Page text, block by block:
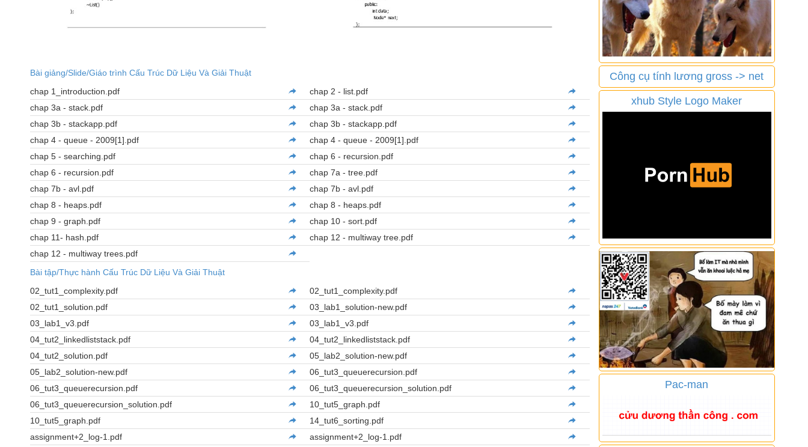
Bài giảng/Slide/Giáo trình Cấu Trúc Dữ Liệu Và Giải Thuật
chap 1_introduction.pdf
chap 2 - list.pdf
chap 3a - stack.pdf
chap 3a - stack.pdf
chap 3b - stackapp.pdf
chap 3b - stackapp.pdf
chap 4 - queue - 2009[1].pdf
chap 4 - queue - 2009[1].pdf
chap 5 - searching.pdf
chap 6 - recursion.pdf
chap 6 - recursion.pdf
chap 7a - tree.pdf
chap 7b - avl.pdf
chap 7b - avl.pdf
chap 8 - heaps.pdf
chap 8 - heaps.pdf
chap 9 - graph.pdf
chap 10 - sort.pdf
chap 11- hash.pdf
chap 12 - multiway tree.pdf
chap 12 - multiway trees.pdf
Bài tập/Thực hành Cấu Trúc Dữ Liệu Và Giải Thuật
02_tut1_complexity.pdf
02_tut1_complexity.pdf
02_tut1_solution.pdf
03_lab1_solution-new.pdf
03_lab1_v3.pdf
03_lab1_v3.pdf
04_tut2_linkedliststack.pdf
04_tut2_linkedliststack.pdf
04_tut2_solution.pdf
05_lab2_solution-new.pdf
05_lab2_solution-new.pdf
06_tut3_queuerecursion.pdf
06_tut3_queuerecursion.pdf
06_tut3_queuerecursion_solution.pdf
06_tut3_queuerecursion_solution.pdf
10_tut5_graph.pdf
10_tut5_graph.pdf
14_tut6_sorting.pdf
assignment+2_log-1.pdf
assignment+2_log-1.pdf
Công cụ tính lương gross -> net
xhub Style Logo Maker
Pac-man